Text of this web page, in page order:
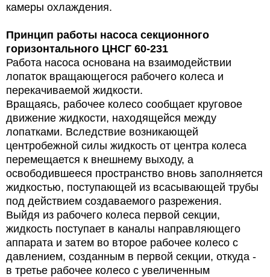
камеры охлаждения.
Принцип работы насоса секционного
горизонтального ЦНСГ 60-231
Работа насоса основана на взаимодействии
лопаток вращающегося рабочего колеса и
перекачиваемой жидкости.
Вращаясь, рабочее колесо сообщает круговое
движение жидкости, находящейся между
лопатками. Вследствие возникающей
центробежной силы жидкость от центра колеса
перемещается к внешнему выходу, а
освободившееся пространство вновь заполняется
жидкостью, поступающей из всасывающей трубы
под действием создаваемого разрежения.
Выйдя из рабочего колеса первой секции,
жидкость поступает в каналы направляющего
аппарата и затем во второе рабочее колесо с
давлением, созданным в первой секции, откуда -
в третье рабочее колесо с увеличенным